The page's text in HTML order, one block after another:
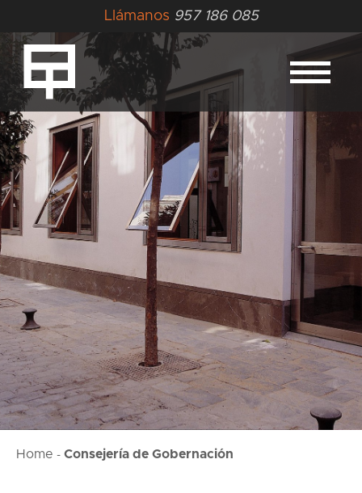
Llámanos 957 186 085
Home - Consejería de Gobernación